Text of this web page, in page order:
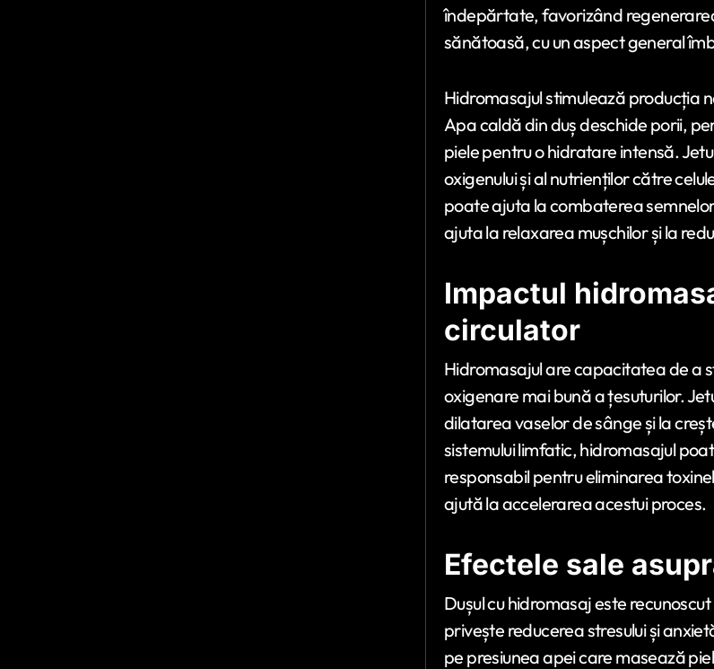
îndepărtate, favorizând
sănătoasă, cu un aspect general
Hidromasajul stimulează producția
Apa caldă din duș deschide porii,
piele pentru o hidratare intensă.
oxigenului și al nutrienților către
poate ajuta la combaterea
ajuta la relaxarea mușchilor și la
Impactul
circulator
Hidromasajul are capacitatea de a
oxigenare mai bună a țesuturilor.
dilatarea vaselor de sânge și la
sistemului limfatic, hidromasajul
responsabil pentru eliminarea
ajută la accelerarea acestui proces.
Efectele sale
Dușul cu hidromasaj este
privește reducerea stresului și
pe presiunea apei care masează